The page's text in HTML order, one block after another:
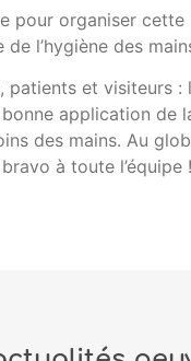
pour organiser cette
l’hygiène des
patients et visiteurs :
application de
des mains. Au
à toute l’équipe !